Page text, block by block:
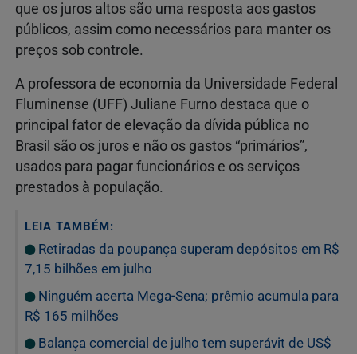
que os juros altos são uma resposta aos gastos
públicos, assim como necessários para manter os
preços sob controle.
A professora de economia da Universidade Federal
Fluminense (UFF) Juliane Furno destaca que o
principal fator de elevação da dívida pública no
Brasil são os juros e não os gastos “primários”,
usados para pagar funcionários e os serviços
prestados à população.
LEIA TAMBÉM:
Retiradas da poupança superam depósitos em R$
7,15 bilhões em julho
Ninguém acerta Mega-Sena; prêmio acumula para
R$ 165 milhões
Balança comercial de julho tem superávit de US$